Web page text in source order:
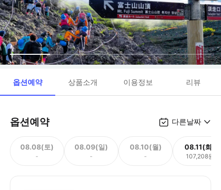
옵션예약 상품소개 이용정보 리뷰
옵션예약 다른날짜
08.08(토)
-
08.09(일)
-
08.10(월)
-
08.11(화)
107,208원